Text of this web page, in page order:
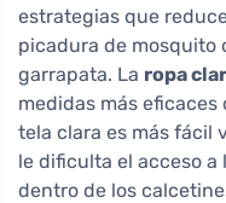
estrategias que
picadura de mosquito
garrapata. La ropa
medidas más
tela clara es más fácil
le dificulta el acceso a
dentro de los